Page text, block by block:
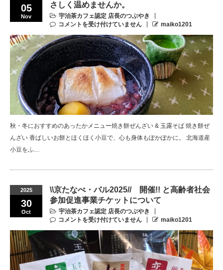
05
Nov
さしく温めませんか。
宇治茶カフェ認定 店長のつぶやき
コメントを受け付けていません
maiko1201
秋・冬におすすめのあったかメニュー焼き餅ぜんざい & 玉露そば 焼き餅ぜ
んざい 香ばしいお餅とほくほく小豆で、心も身体もぽかぽかに。 北海道産
小豆をふ…
2025
30
Oct
\\京たなべ・バル2025// 開催!! と高齢者社会
参加促進事業チケットについて
宇治茶カフェ認定 店長のつぶやき
コメントを受け付けていません
maiko1201